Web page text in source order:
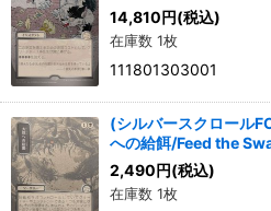
14,810円(税込)
在庫数 1枚
111801303001
(シルバースクロール
への給餌/Feed the
2,490円(税込)
在庫数 1枚